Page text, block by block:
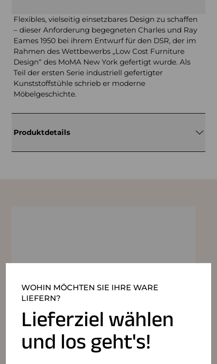
WOHIN MÖCHTEN SIE IHRE WARE
LIEFERN?
Lieferziel wählen
und los geht's!
Flexibles, vielseitig einsetzbares Design zu schaffen
– dieser Anforderung begegneten Charles und Ray
Eames 1950 bei ihrem Entwurf für den DSR, der im
Rahmen des Wettbewerbs „Low Cost Furniture
Design“ des MoMA New York gefertigt wurde. Als
Teil der ersten Serie industriell gefertigter
Kunststoffstühle schrieb er moderne
Möbelgeschichte.
Produktdetails